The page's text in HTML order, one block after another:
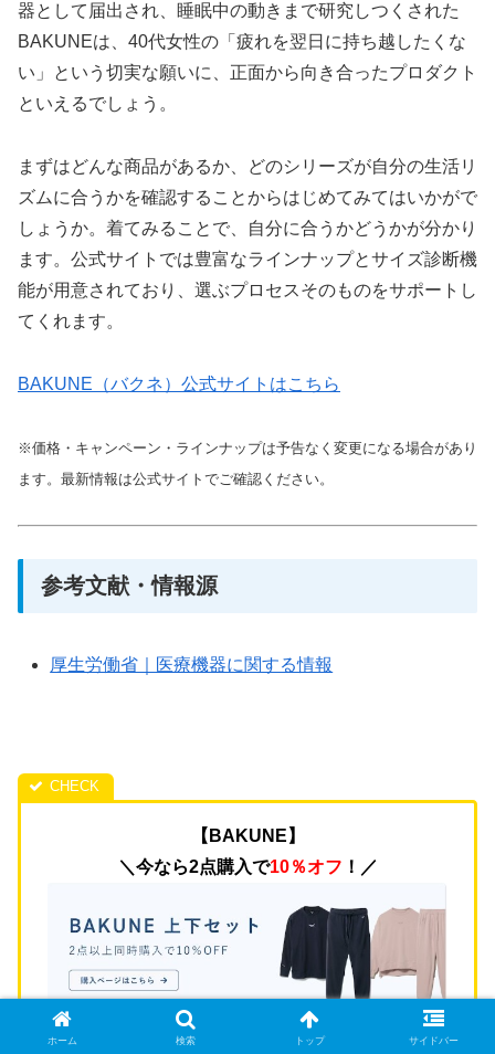
器として届出され、睡眠中の動きまで研究しつくされた
BAKUNEは、40代女性の「疲れを翌日に持ち越したくな
い」という切実な願いに、正面から向き合ったプロダクト
といえるでしょう。
まずはどんな商品があるか、どのシリーズが自分の生活リ
ズムに合うかを確認することからはじめてみてはいかがで
しょうか。着てみることで、自分に合うかどうかが分かり
ます。公式サイトでは豊富なラインナップとサイズ診断機
能が用意されており、選ぶプロセスそのものをサポートし
てくれます。
BAKUNE（バクネ）公式サイトはこちら
※価格・キャンペーン・ラインナップは予告なく変更になる場合があり
ます。最新情報は公式サイトでご確認ください。
参考文献・情報源
厚生労働省｜医療機器に関する情報
【BAKUNE】
＼今なら2点購入で10％オフ ！／
ホーム 検索 トップ サイドバー